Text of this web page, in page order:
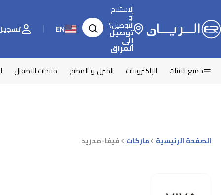
الاستلام
أو
التوصيل؟
توصيل
إلى
العراق
EN تسجيل
جميع الفئات الإلكترونيات المنزل و المطبخ منتجات الاطفال
الصفحة الرئيسية ماركات فيفا-مدريد